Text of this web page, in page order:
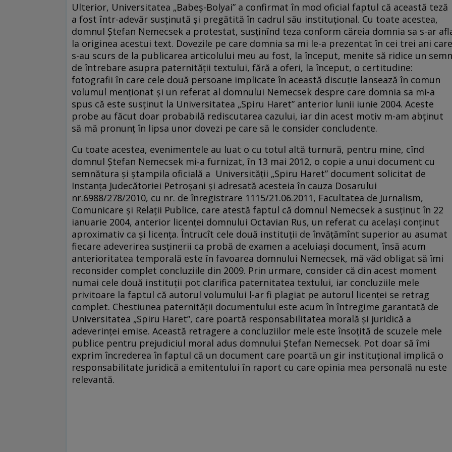
Ulterior, Universitatea „Babeş-Bolyai” a confirmat în mod oficial faptul că această teză
a fost într-adevăr susţinută şi pregătită în cadrul său instituţional. Cu toate acestea,
domnul Ştefan Nemecsek a protestat, susţinînd teza conform căreia domnia sa s-ar
la originea acestui text. Dovezile pe care domnia sa mi le-a prezentat în cei trei ani care
s-au scurs de la publicarea articolului meu au fost, la început, menite să ridice un semn
de întrebare asupra paternităţii textului, fără a oferi, la început, o certitudine:
fotografii în care cele două persoane implicate în această discuţie lansează în comun
volumul menţionat şi un referat al domnului Nemecsek despre care domnia sa mi-a
spus că este susţinut la Universitatea „Spiru Haret” anterior lunii iunie 2004. Aceste
probe au făcut doar probabilă rediscutarea cazului, iar din acest motiv m-am abţinut
să mă pronunţ în lipsa unor dovezi pe care să le consider concludente.
Cu toate acestea, evenimentele au luat o cu totul altă turnură, pentru mine, cînd
domnul Ştefan Nemecsek mi-a furnizat, în 13 mai 2012, o copie a unui document cu
semnătura şi ştampila oficială a Universităţii „Spiru Haret” document solicitat de
Instanţa Judecătoriei Petroşani şi adresată acesteia în cauza Dosarului
nr.6988/278/2010, cu nr. de înregistrare 1115/21.06.2011, Facultatea de Jurnalism,
Comunicare şi Relaţii Publice, care atestă faptul că domnul Nemecsek a susţinut în 22
ianuarie 2004, anterior licenţei domnului Octavian Rus, un referat cu acelaşi conţinut
aproximativ ca şi licenţa. Întrucît cele două instituţii de învăţămînt superior au asumat
fiecare adeverirea susţinerii ca probă de examen a aceluiaşi document, însă acum
anterioritatea temporală este în favoarea domnului Nemecsek, mă văd obligat să îmi
reconsider complet concluziile din 2009. Prin urmare, consider că din acest moment
numai cele două instituţii pot clarifica paternitatea textului, iar concluziile mele
privitoare la faptul că autorul volumului l-ar fi plagiat pe autorul licenţei se retrag
complet. Chestiunea paternităţii documentului este acum în întregime garantată de
Universitatea „Spiru Haret”, care poartă responsabilitatea morală şi juridică a
adeverinţei emise. Această retragere a concluziilor mele este însoţită de scuzele mele
publice pentru prejudiciul moral adus domnului Ştefan Nemecsek. Pot doar să îmi
exprim încrederea în faptul că un document care poartă un gir instituţional implică o
responsabilitate juridică a emitentului în raport cu care opinia mea personală nu este
relevantă.